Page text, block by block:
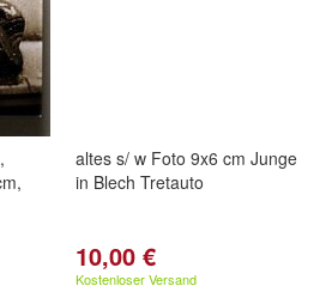
altes s/ w Foto 9x6 cm Junge
in Blech Tretauto
10,00 €
Kostenloser Versand